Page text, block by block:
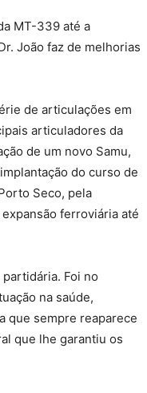
MT-339 até a
João faz de melhorias
de articulações em
articuladores da
de um novo Samu,
do curso de
Seco, pela
ferroviária até
Foi no
na saúde,
que sempre reaparece
que lhe garantiu os